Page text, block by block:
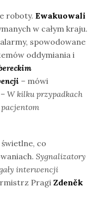
roboty. Ewakuowali
w całym kraju.
spowodowane
oddymiania i
– mówi
– W kilku przypadkach
co
Sygnalizatory
interwencji
Pragi Zdeněk